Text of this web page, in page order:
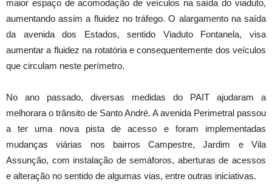
maior espaço de acomodação de veículos na saída do viaduto,
aumentando assim a fluidez no tráfego. O alargamento na saída
da avenida dos Estados, sentido Viaduto Fontanela, visa
aumentar a fluidez na rotatória e consequentemente dos veículos
que circulam neste perímetro.
No ano passado, diversas medidas do PAIT ajudaram a
melhorara o trânsito de Santo André. A avenida Perimetral passou
a ter uma nova pista de acesso e foram implementadas
mudanças viárias nos bairros Campestre, Jardim e Vila
Assunção, com instalação de semáforos, aberturas de acessos
e alteração no sentido de algumas vias, entre outras iniciativas.